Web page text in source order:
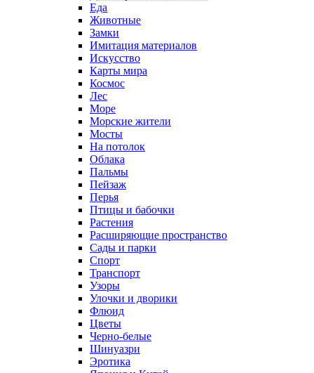
Еда
Животные
Замки
Имитация материалов
Искусство
Карты мира
Космос
Лес
Море
Морские жители
Мосты
На потолок
Облака
Пальмы
Пейзаж
Перья
Птицы и бабочки
Растения
Расширяющие пространство
Сады и парки
Спорт
Транспорт
Узоры
Улочки и дворики
Флюид
Цветы
Черно-белые
Шинуазри
Эротика